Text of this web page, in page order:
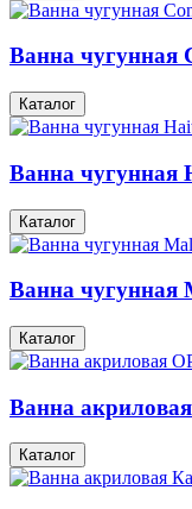
Ванна чугунная
Каталог
Ванна чугунная
Каталог
Ванна чугунная
Каталог
Ванна
Каталог